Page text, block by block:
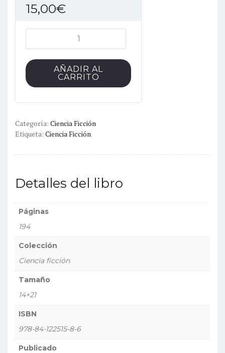
15,00€
Y5
cantidad
AÑADIR AL
CARRITO
Categoría: Ciencia Ficción
Etiqueta: Ciencia Ficción
Detalles del libro
Páginas
194
Colección
Ciencia ficción
Tamaño
14×21
ISBN
978-84-122515-8-6
Publicado